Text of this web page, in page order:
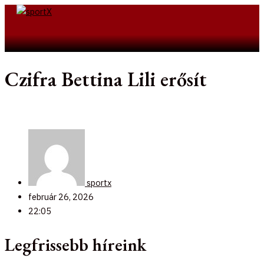
Skip
Czifra Bettina Lili erősít
sportx
február 26, 2026
22:05
Legfrissebb híreink